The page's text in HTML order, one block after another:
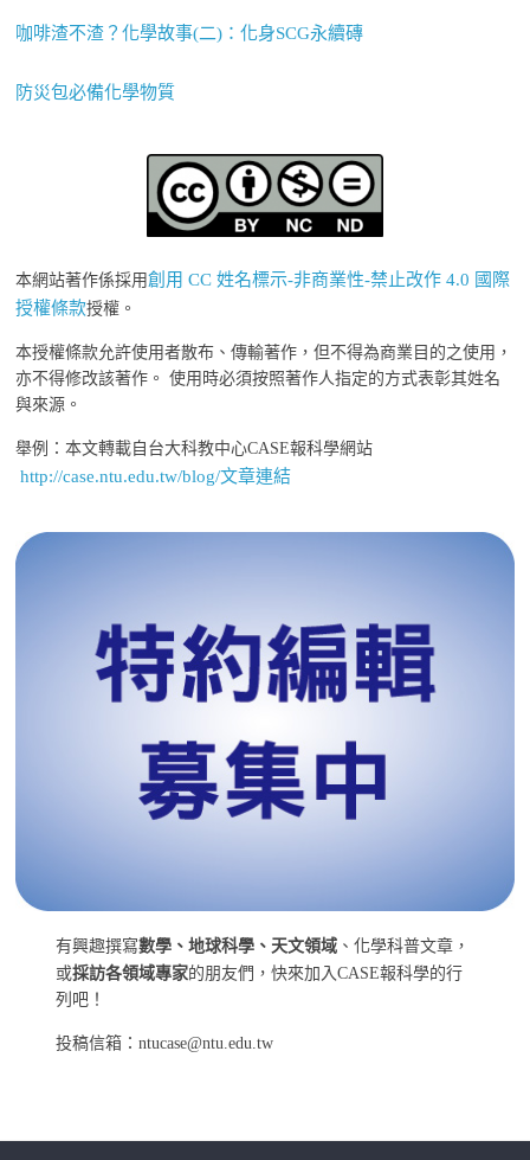
咖啡渣不渣？化學故事(二)：化身SCG永續磚
防災包必備化學物質
本網站著作係採用創用 CC 姓名標示-非商業性-禁止改作 4.0 國際
授權條款授權。
本授權條款允許使用者散布、傳輸著作，但不得為商業目的之使用，
亦不得修改該著作。 使用時必須按照著作人指定的方式表彰其姓名
與來源。
舉例：本文轉載自台大科教中心CASE報科學網站
http://case.ntu.edu.tw/blog/文章連結
有興趣撰寫數學、地球科學、天文領域 、化學科普文章，
或採訪各領域專家的朋友們，快來加入CASE報科學的行
列吧！
投稿信箱：ntucase@ntu.edu.tw